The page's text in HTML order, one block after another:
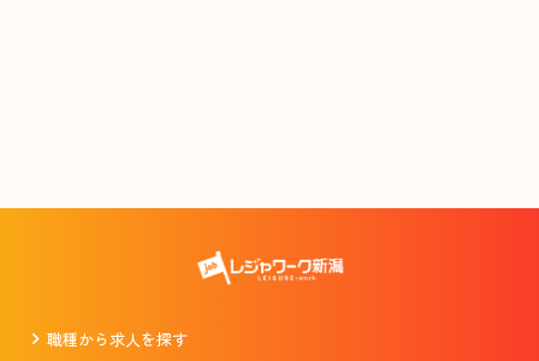
職種から求人を探す